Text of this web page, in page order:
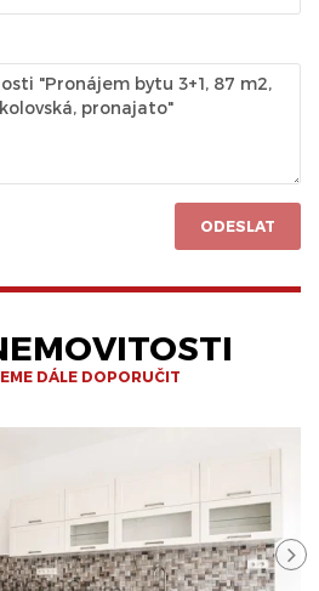
ODESLAT
DÁLE DOPORUČIT